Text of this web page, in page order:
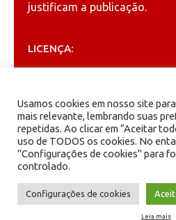
justificam a publicação.
LICENÇA:
Creative Commons
ARQUIVOS
Arquivos
Usamos cookies em nosso site
mais relevante, lembrando suas
repetidas. Ao clicar em “Aceitar
uso de TODOS os cookies. No
"Configurações de cookies" para
controlado.
Configurações de cookies
Leia mais